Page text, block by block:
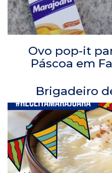
Ovo pop-it
Páscoa em
Brigadeiro